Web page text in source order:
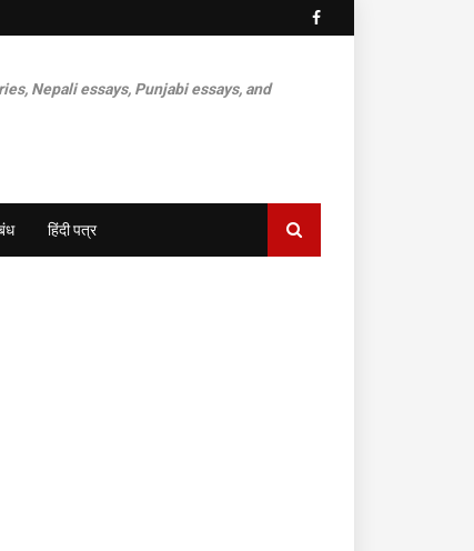
Nepali essays, Punjabi essays, and
हिंदी पत्र